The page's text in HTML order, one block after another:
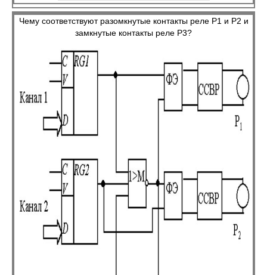
Чему соответствуют разомкнутые контакты реле Р1 и Р2 и
замкнутые контакты реле Р3?